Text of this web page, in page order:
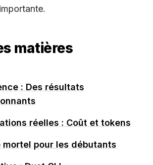
matières
: Des résultats
réelles : Coût et tokens
mortel pour les débutants